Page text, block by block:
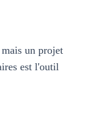
un projet
est l'outil